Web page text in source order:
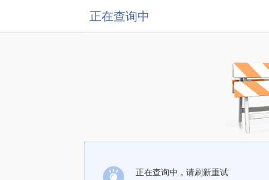
正在查询中
正在查询中，请刷新重试